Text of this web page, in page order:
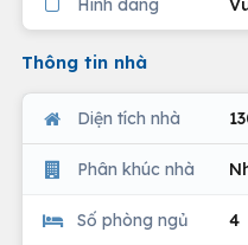
Thông tin nhà
Diện tích nhà
Phân khúc nhà
Số phòng ngủ 4